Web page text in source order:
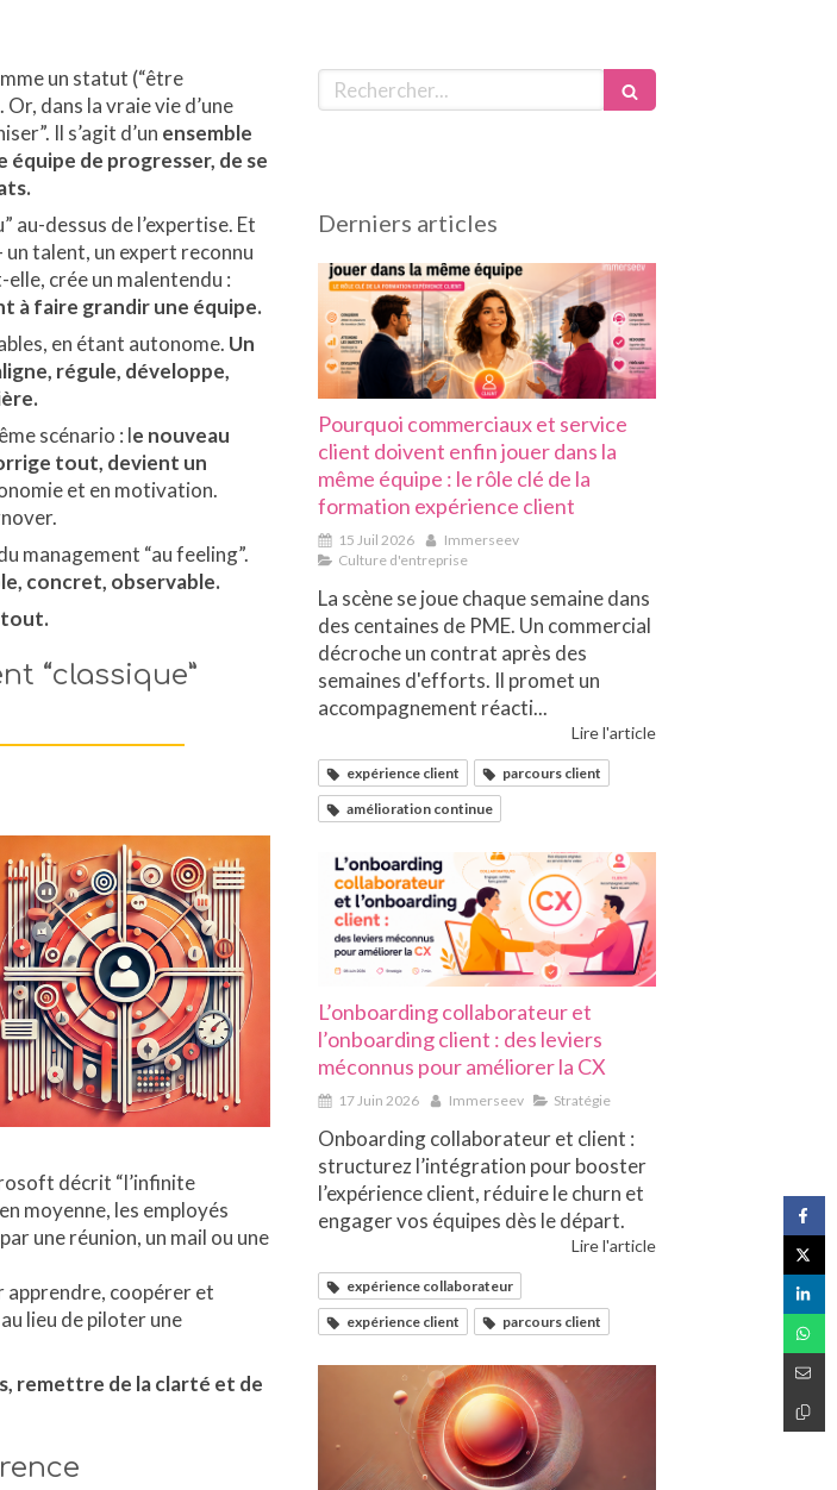
un statut (“être
dans la vraie vie d’une
Il s’agit d’un ensemble
de progresser, de se
au-dessus de l’expertise. Et
un talent, un expert reconnu
crée un malentendu :
à faire grandir une équipe.
en étant autonome. Un
régule, développe,
scénario : le nouveau
tout, devient un
et en motivation.
management “au feeling”.
concret, observable.
tout.
“classique”
décrit “l’infinite
moyenne, les employés
une réunion, un mail ou une
apprendre, coopérer et
lieu de piloter une
remettre de la clarté et de
Rechercher
Derniers articles
Pourquoi commerciaux et service
client doivent enfin jouer dans la
même équipe : le rôle clé de la
formation expérience client
15 Juil 2026
Immerseev
Culture d'entreprise
La scène se joue chaque semaine dans
des centaines de PME. Un commercial
décroche un contrat après des
semaines d'efforts. Il promet un
accompagnement réacti...
Lire l'article
expérience client
parcours client
amélioration continue
L’onboarding collaborateur et
l’onboarding client : des leviers
méconnus pour améliorer la CX
17 Juin 2026 Immerseev Stratégie
Onboarding collaborateur et client :
structurez l’intégration pour booster
l’expérience client, réduire le churn et
engager vos équipes dès le départ.
Lire l'article
expérience collaborateur
expérience client
parcours client